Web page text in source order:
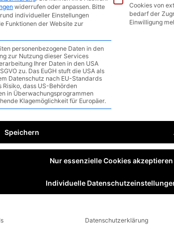
widerrufen oder anpassen. Bitte
individueller Einstellungen
Funktionen der Website zur
personenbezogene Daten in den
zur Nutzung dieser Services
Ihrer Daten in den USA
zu. Das EuGH stuft die USA als
Datenschutz nach EU-Standards
Risiko, dass US-Behörden
in Überwachungsprogrammen
Klagemöglichkeit für Europäer.
Cookies von
bedarf der
Einwilligung
Speichern
Nur essenzielle Cookies akzeptieren
Individuelle
Datenschutzerklärung